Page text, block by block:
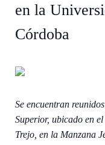
en la
Córdoba
Se encuentran
Superior, ubicado en
Trejo, en la Manzana